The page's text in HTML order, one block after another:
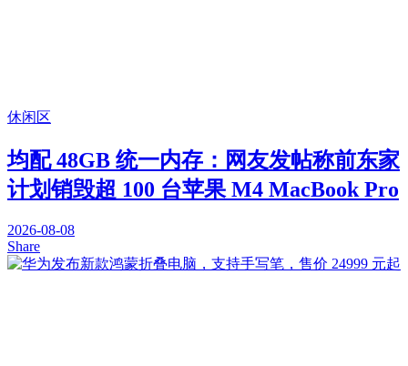
休闲区
均配 48GB 统一内存：网友发帖称前东家
计划销毁超 100 台苹果 M4 MacBook Pro
2026-08-08
Share